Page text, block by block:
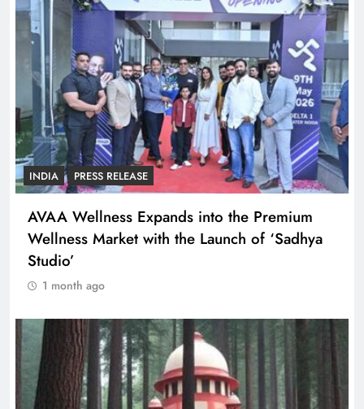
INDIA PRESS RELEASE
AVAA Wellness Expands into the Premium
Wellness Market with the Launch of ‘Sadhya
Studio’
1 month ago